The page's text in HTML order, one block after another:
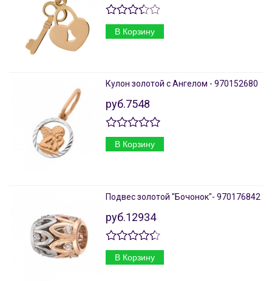
В Корзину
Кулон золотой с Ангелом - 970152680
руб.7548
В Корзину
Подвес золотой "Бочонок"- 970176842
руб.12934
В Корзину